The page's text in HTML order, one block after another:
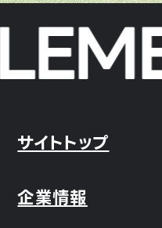
サイトトップ
企業情報